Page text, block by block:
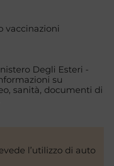
vaccinazioni
Degli Esteri -
su
sanità, documenti di
l’utilizzo di auto